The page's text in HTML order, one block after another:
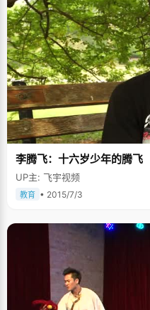
李腾飞：十六岁少年的腾飞
UP主: 飞宇视频
教育 • 2015/7/3